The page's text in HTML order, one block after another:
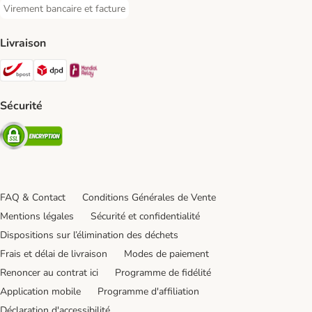
Virement bancaire et facture
Virement bancaire et facture Payment Method
Livraison
Bpost Shipping Method
DPD Shipping Method
Sécurité
Security
FAQ & Contact
Conditions Générales de Vente
Mentions légales
Sécurité et confidentialité
Dispositions sur l’élimination des déchets
Frais et délai de livraison
Modes de paiement
Renoncer au contrat ici
Programme de fidélité
Application mobile
Programme d'affiliation